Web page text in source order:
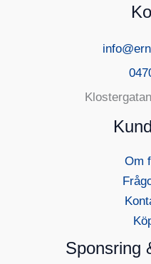
Om
Sponsring